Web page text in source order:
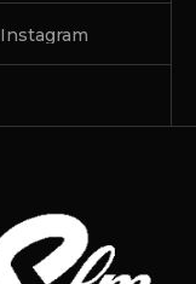
Instagram